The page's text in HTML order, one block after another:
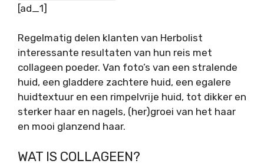
[ad_1]
Regelmatig delen klanten van Herbolist
interessante resultaten van hun reis met
collageen poeder. Van foto’s van een stralende
huid, een gladdere zachtere huid, een egalere
huidtextuur en een rimpelvrije huid, tot dikker en
sterker haar en nagels, (her)groei van het haar
en mooi glanzend haar.
WAT IS COLLAGEEN?